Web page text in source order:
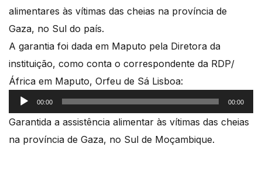
alimentares às vítimas das cheias na província de
Gaza, no Sul do país.
A garantia foi dada em Maputo pela Diretora da
instituição, como conta o correspondente da RDP/
África em Maputo, Orfeu de Sá Lisboa:
Reprodutor
de
00:00 00:00
Garantida a assistência alimentar às vítimas das cheias
na província de Gaza, no Sul de Moçambique.